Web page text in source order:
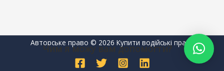
Авторське право © 2026 Купити водійські права
Чим я можу вам допомогти?